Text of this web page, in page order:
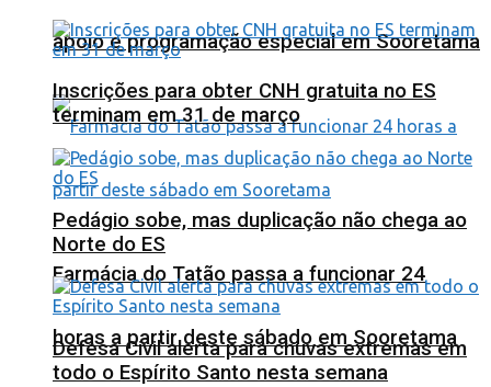
apoio e programação especial em Sooretama
Farmácia do Tatão passa a funcionar 24
horas a partir deste sábado em Sooretama
Inscrições para obter CNH gratuita no ES
terminam em 31 de março
Pedágio sobe, mas duplicação não chega ao
Norte do ES
Defesa Civil alerta para chuvas extremas em
todo o Espírito Santo nesta semana